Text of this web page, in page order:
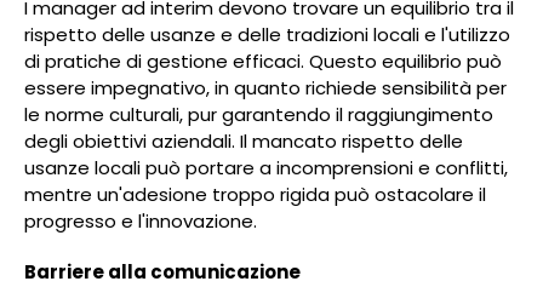
I manager ad interim devono trovare un equilibrio tra il
rispetto delle usanze e delle tradizioni locali e l'utilizzo
di pratiche di gestione efficaci. Questo equilibrio può
essere impegnativo, in quanto richiede sensibilità per
le norme culturali, pur garantendo il raggiungimento
degli obiettivi aziendali. Il mancato rispetto delle
usanze locali può portare a incomprensioni e conflitti,
mentre un'adesione troppo rigida può ostacolare il
progresso e l'innovazione.
Barriere alla comunicazione